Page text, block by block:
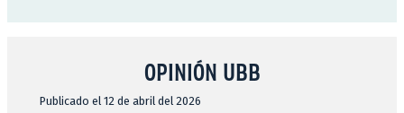
OPINIÓN UBB
Publicado el 12 de abril del 2026